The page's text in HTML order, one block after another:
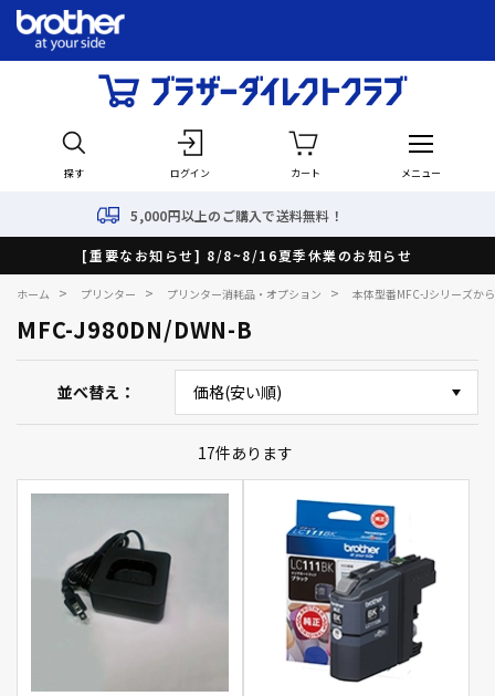
探す ログイン カート メニュー
円以上のご購入で送料無料！
[重要なお知らせ] 8/8~8/16夏季休業のお知らせ
ホーム > プリンター > プリンター消耗品・オプション > 本体型番MFC-Jシリーズか
MFC-J980DN/DWN-B
並べ替え
17件あります